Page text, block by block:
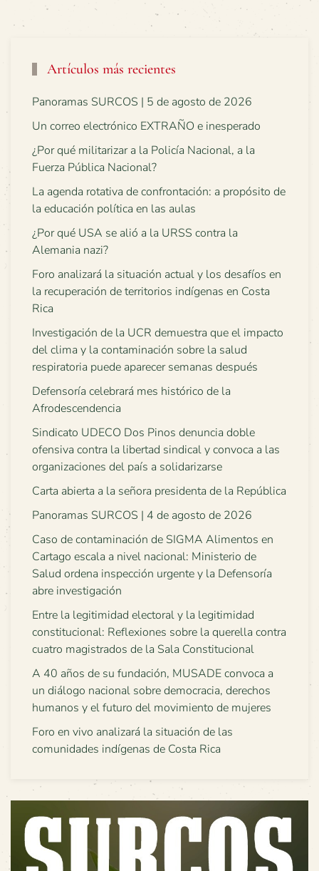
Artículos más recientes
Panoramas SURCOS | 5 de agosto de 2026
Un correo electrónico EXTRAÑO e inesperado
¿Por qué militarizar a la Policía Nacional, a la
Fuerza Pública Nacional?
La agenda rotativa de confrontación: a propósito de
la educación política en las aulas
¿Por qué USA se alió a la URSS contra la
Alemania nazi?
Foro analizará la situación actual y los desafíos en
la recuperación de territorios indígenas en Costa
Rica
Investigación de la UCR demuestra que el impacto
del clima y la contaminación sobre la salud
respiratoria puede aparecer semanas después
Defensoría celebrará mes histórico de la
Afrodescendencia
Sindicato UDECO Dos Pinos denuncia doble
ofensiva contra la libertad sindical y convoca a las
organizaciones del país a solidarizarse
Carta abierta a la señora presidenta de la República
Panoramas SURCOS | 4 de agosto de 2026
Caso de contaminación de SIGMA Alimentos en
Cartago escala a nivel nacional: Ministerio de
Salud ordena inspección urgente y la Defensoría
abre investigación
Entre la legitimidad electoral y la legitimidad
constitucional: Reflexiones sobre la querella contra
cuatro magistrados de la Sala Constitucional
A 40 años de su fundación, MUSADE convoca a
un diálogo nacional sobre democracia, derechos
humanos y el futuro del movimiento de mujeres
Foro en vivo analizará la situación de las
comunidades indígenas de Costa Rica